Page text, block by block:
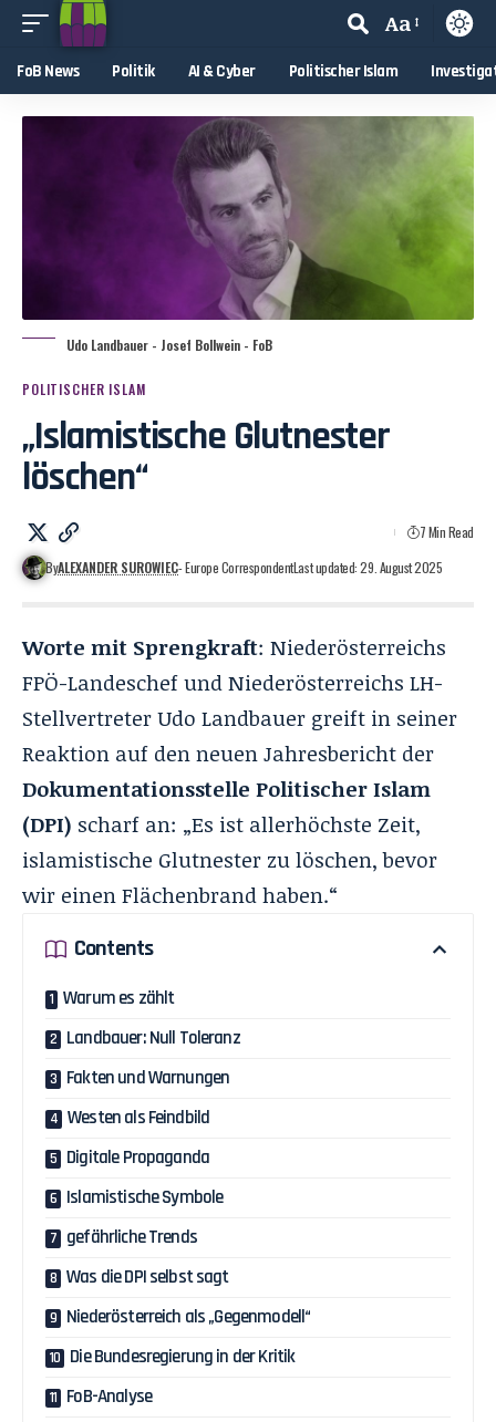
Aa
FoB News Politik AI & Cyber Politischer Islam
Udo Landbauer - Josef Bollwein - FoB
POLITISCHER ISLAM
„Islamistische Glutnester
löschen“
ByALEXANDER SUROWIEC- Europe CorrespondentLast updated: 29. August 2025
7 Min Read
Worte mit Sprengkraft: Niederösterreichs
FPÖ-Landeschef und Niederösterreichs LH-
Stellvertreter Udo Landbauer greift in seiner
Reaktion auf den neuen Jahresbericht der
Dokumentationsstelle Politischer Islam
(DPI) scharf an: „Es ist allerhöchste Zeit,
islamistische Glutnester zu löschen, bevor
wir einen Flächenbrand haben.“
Contents
Warum es zählt
Landbauer: Null Toleranz
Fakten und Warnungen
Westen als Feindbild
Digitale Propaganda
Islamistische Symbole
gefährliche Trends
Was die DPI selbst sagt
Niederösterreich als „Gegenmodell“
Die Bundesregierung in der Kritik
FoB-Analyse